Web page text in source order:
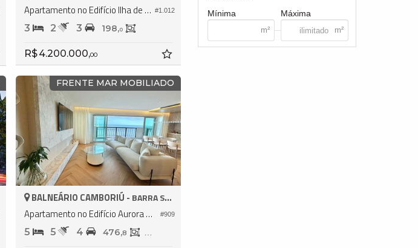
Mínima Máxima
#1.012
Apartamento no Edifício Ilha de São Sebastião
3 2 3 198,0
R$ 4.200.000,00
FRENTE MAR MOBILIADO
#909
BALNEÁRIO CAMBORIÚ - BARRA SUL
Apartamento no Edifício Aurora Exclusive Home
5 5 4 476,8 230,